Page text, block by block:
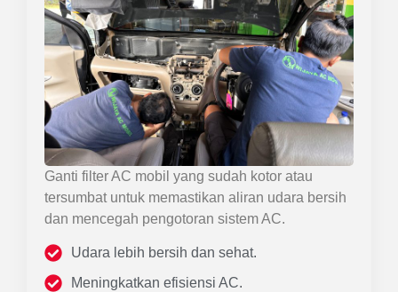
Ganti filter AC mobil yang sudah kotor atau
tersumbat untuk memastikan aliran udara bersih
dan mencegah pengotoran sistem AC.
Udara lebih bersih dan sehat.
Meningkatkan efisiensi AC.